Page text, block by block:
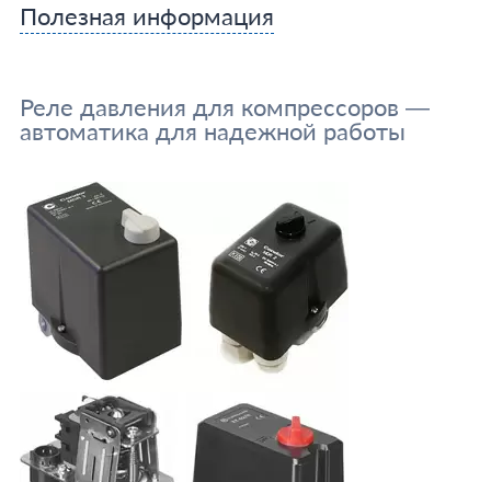
Полезная информация
Реле давления для компрессоров —
автоматика для надежной работы